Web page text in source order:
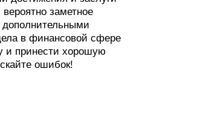
заметное
дополнительными
в финансовой сфере
и принести хорошую
ошибок!